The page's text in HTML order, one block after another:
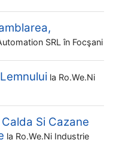
SRL în Focşani
la Ro.we.ni
Si Cazane
la Ro.we.ni Industrie